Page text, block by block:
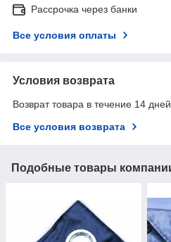
Рассрочка через банки
Все условия оплаты
Условия возврата
Возврат товара в течение 14
Все условия возврата
Подобные товары